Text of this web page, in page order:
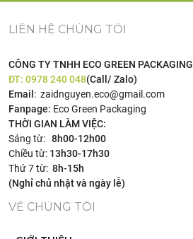
LIÊN HỆ CHÚNG TÔI
CÔNG TY TNHH ECO GREEN PACKAGING
ĐT:0978 240 048(Call/ Zalo)
Email : zaidnguyen.eco@gmail.com
Fanpage: Eco Green Packaging
THỜI GIAN LÀM VIỆC:
Sáng từ:8h00-12h00
Chiều từ: 13h30-17h30
Thứ 7 từ:8h-15h
(Nghỉ chủ nhật và ngày lễ)
VỀ CHÚNG TÔI